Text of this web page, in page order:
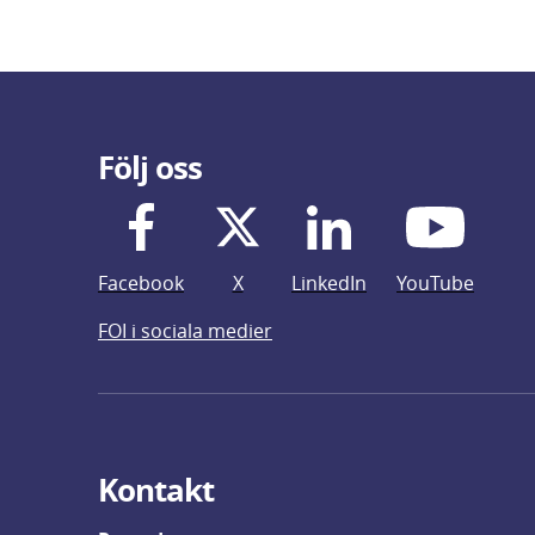
Följ oss
Facebook X LinkedIn
YouTube
FOI i sociala medier
Kontakt